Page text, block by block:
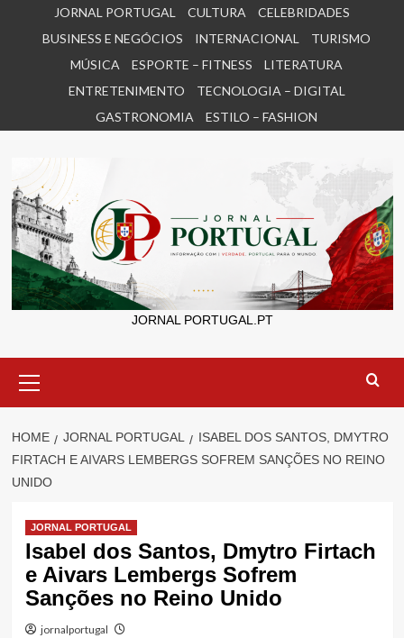
JORNAL PORTUGAL CULTURA
CELEBRIDADES
BUSINESS E NEGÓCIOS
INTERNACIONAL
TURISMO
MÚSICA
ESPORTE – FITNESS
LITERATURA
ENTRETENIMENTO
TECNOLOGIA – DIGITAL
GASTRONOMIA
ESTILO – FASHION
JORNAL PORTUGAL.PT
Menu
HOME JORNAL PORTUGAL
ISABEL DOS SANTOS, DMYTRO
FIRTACH E AIVARS LEMBERGS SOFREM SANÇÕES NO REINO
UNIDO
JORNAL PORTUGAL
Isabel dos Santos, Dmytro Firtach
e Aivars Lembergs Sofrem
Sanções no Reino Unido
jornalportugal